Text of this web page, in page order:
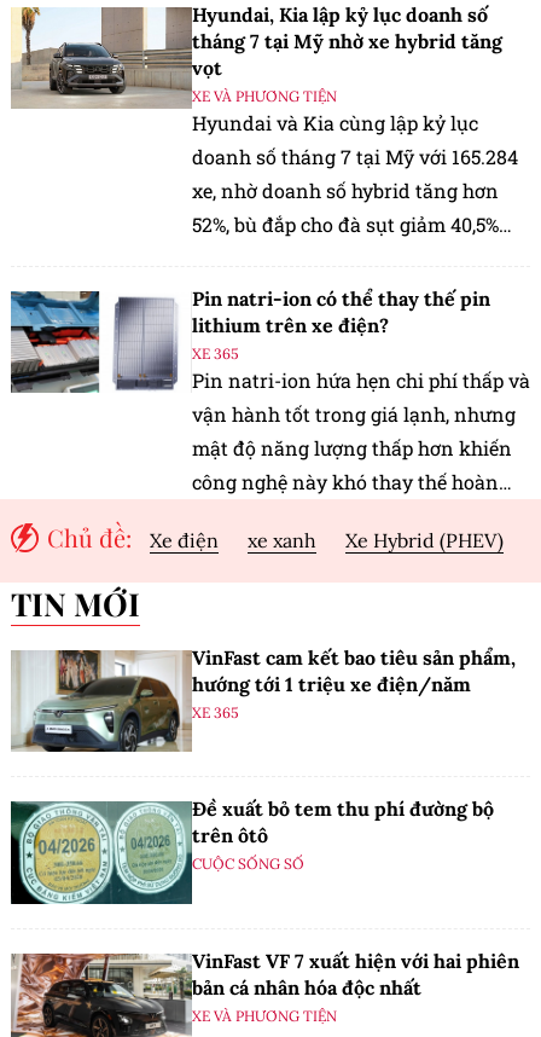
Hyundai, Kia lập kỷ lục doanh số
tháng 7 tại Mỹ nhờ xe hybrid tăng
vọt
XE VÀ PHƯƠNG TIỆN
Hyundai và Kia cùng lập kỷ lục
doanh số tháng 7 tại Mỹ với 165.284
xe, nhờ doanh số hybrid tăng hơn
52%, bù đắp cho đà sụt giảm 40,5%
Pin natri-ion có thể thay thế pin
lithium trên xe điện?
XE 365
Pin natri-ion hứa hẹn chi phí thấp và
vận hành tốt trong giá lạnh, nhưng
mật độ năng lượng thấp hơn khiến
công nghệ này khó thay thế hoàn
Chủ đề: Xe điện xe xanh Xe Hybrid (PHEV)
TIN MỚI
VinFast cam kết bao tiêu sản phẩm,
hướng tới 1 triệu xe điện/năm
XE 365
Đề xuất bỏ tem thu phí đường bộ
trên ôtô
CUỘC SỐNG SỐ
VinFast VF 7 xuất hiện với hai phiên
bản cá nhân hóa độc nhất
XE VÀ PHƯƠNG TIỆN